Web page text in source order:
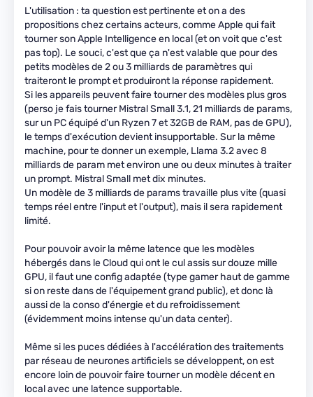
L'utilisation : ta question est pertinente et on a des
propositions chez certains acteurs, comme Apple qui fait
tourner son Apple Intelligence en local (et on voit que c'est
pas top). Le souci, c'est que ça n'est valable que pour des
petits modèles de 2 ou 3 milliards de paramètres qui
traiteront le prompt et produiront la réponse rapidement.
Si les appareils peuvent faire tourner des modèles plus gros
(perso je fais tourner Mistral Small 3.1, 21 milliards de params,
sur un PC équipé d'un Ryzen 7 et 32GB de RAM, pas de GPU),
le temps d'exécution devient insupportable. Sur la même
machine, pour te donner un exemple, Llama 3.2 avec 8
milliards de param met environ une ou deux minutes à traiter
un prompt. Mistral Small met dix minutes.
Un modèle de 3 milliards de params travaille plus vite (quasi
temps réel entre l'input et l'output), mais il sera rapidement
limité.
Pour pouvoir avoir la même latence que les modèles
hébergés dans le Cloud qui ont le cul assis sur douze mille
GPU, il faut une config adaptée (type gamer haut de gamme
si on reste dans de l'équipement grand public), et donc là
aussi de la conso d'énergie et du refroidissement
(évidemment moins intense qu'un data center).
Même si les puces dédiées à l'accélération des traitements
par réseau de neurones artificiels se développent, on est
encore loin de pouvoir faire tourner un modèle décent en
local avec une latence supportable.